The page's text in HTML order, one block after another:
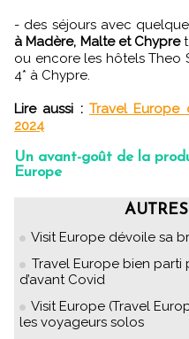
- des séjours avec
à Madère, Malte et Chypre
ou encore les hôtels Theo
4* à Chypre.
Lire aussi : Travel Europe
2024
Un avant-goût de la
Europe
Visit Europe dévoile sa
Travel Europe bien parti
d’avant Covid
Visit Europe (Travel
les voyageurs solos